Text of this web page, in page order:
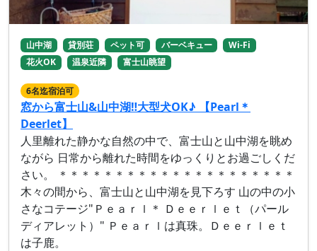
山中湖 貸別荘 ペット可 バーベキュー
Wi-Fi
花火OK
温泉近隣 富士山眺望
6名迄宿泊可
窓から富士山&山中湖‼︎大型犬OK♪ 【Pearl＊
Deerlet】
人里離れた静かな自然の中で、富士山と山中湖を眺め
ながら 日常から離れた時間をゆっくりとお過ごしくだ
さい。 ＊＊＊＊＊＊＊＊＊＊＊＊＊＊＊＊＊＊＊＊＊
木々の間から、富士山と山中湖を見下ろす 山の中の小
さなコテージ"Ｐｅａｒｌ＊ Ｄｅｅｒｌｅｔ（パール
ディアレット）" Ｐｅａｒｌは真珠。Ｄｅｅｒｌｅｔ
は子鹿。